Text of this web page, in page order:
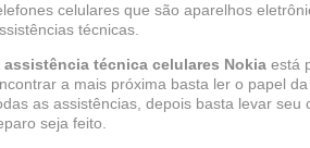
celulares que são aparelhos
técnicas.
assistência técnica celulares Nokia está
a mais próxima basta ler o papel
as assistências, depois basta levar
seja feito.